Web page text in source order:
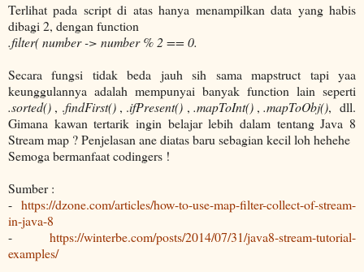
Terlihat pada script di atas hanya menampilkan data yang habis
dibagi 2, dengan function
.filter( number -> number % 2 == 0.
Secara fungsi tidak beda jauh sih sama mapstruct tapi yaa
keunggulannya adalah mempunyai banyak function lain seperti
.sorted() , .findFirst(), .ifPresent() , .mapToInt(),.mapToObj(), dll.
Gimana kawan tertarik ingin belajar lebih dalam tentang Java 8
Stream map ? Penjelasan ane diatas baru sebagian kecil loh hehehe
Semoga bermanfaat codingers !
Sumber :
- https://dzone.com/articles/how-to-use-map-filter-collect-of-stream-
in-java-8
- https://winterbe.com/posts/2014/07/31/java8-stream-tutorial-
examples/